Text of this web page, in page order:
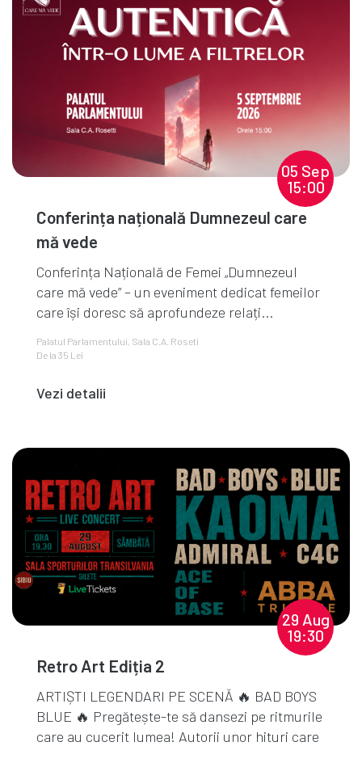
05 Sep
15:00
Conferința națională Dumnezeul care
mă vede
Conferința Națională de Femei „Dumnezeul
care mă vede” – un eveniment dedicat femeilor
care își doresc să aprofundeze relați...
Palatul Parlamentului, Sala C.A. Roseti
De la 35 Lei
Vezi detalii
29 Aug
19:30
Retro Art Ediția 2
ARTIȘTI LEGENDARI PE SCENĂ 🔥 BAD BOYS
BLUE 🔥 Pregătește-te să dansezi pe ritmurile
care au cucerit lumea! Autorii unor hituri care